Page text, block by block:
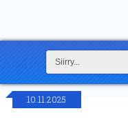
10.11.2025